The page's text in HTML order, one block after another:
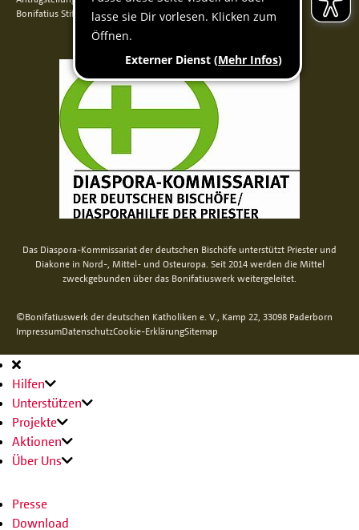
Bonifatius Stiftungszentrum
Das Diaspora-Kommissariat der deutschen Bischöfe unterstützt Priester und
Diakone in Nord-, Mittel- und Osteuropa. Seit 2014 werden die Mittel
zweckgebunden über das Bonifatiuswerk weitergeleitet.
©Bonifatiuswerk der deutschen Katholiken e. V., Kamp 22, 33098 Paderborn
ImpressumDatenschutzCookie-ErklärungSitemap
Hauptnavigation
Hilfen
Unterstützen
Projekte
Aktionen
Über Uns
Presse
Download